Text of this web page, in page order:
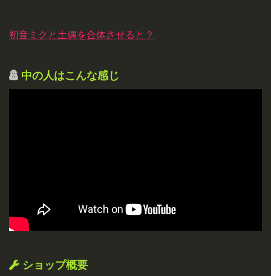
初音ミクと土偶を合体させると？
中の人はこんな感じ
ショップ概要